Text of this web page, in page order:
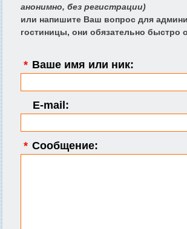
анонимно, без регистрации)
или напишите Ваш вопрос для
гостиницы, они обязательно быстро
* Ваше имя или ник:
E-mail:
* Сообщение: